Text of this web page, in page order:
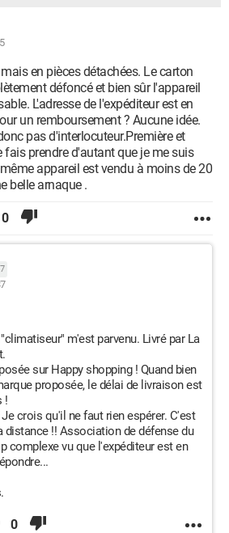
en pièces détachées. Le carton
défoncé et bien sûr l'appareil
L'adresse de l'expéditeur est en
un remboursement ? Aucune idée.
pas d'interlocuteur.Première et
fais prendre d'autant que je me suis
appareil est vendu à moins de 20
belle arnaque .
0
m'est parvenu. Livré par La
sur Happy shopping ! Quand bien
proposée, le délai de livraison est
!
crois qu'il ne faut rien espérer. C'est
distance !! Association de défense du
complexe vu que l'expéditeur est en
0